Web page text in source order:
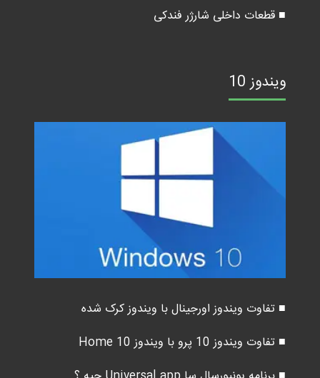
■ قطعات داخلی شارژر فندکی
ویندوز 10
■ تفاوت ویندوز اورجینال با ویندوز کرک شده
■ تفاوت ویندوز 10 پرو با ویندوز 10 Home